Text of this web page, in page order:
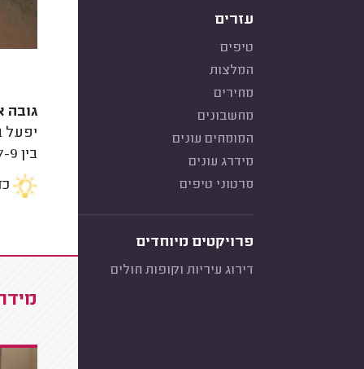
עזרים
טיפים
המלצות
מחירים
מחשבונים
המומחים עונים
מידרג עונים
סרטוני טיפים
פרויקטים מיוחדים
דירוג עיריות וקופות חולים
גובה
יפעל
בין 7-9 מטר, ובבית עם שתי קומות גובה הארובה יהיה 9 מטר ומעלה.